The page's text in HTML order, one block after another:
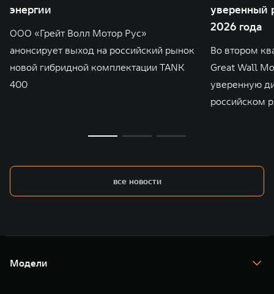
энергии
ООО «Грейт Волл Мотор Рус»
анонсирует выход на российский рынок
новой гибридной комплектации TANK
400
уверенный
2026 года
Во втором
Great Wall
уверенную
российском
все новости
Модели